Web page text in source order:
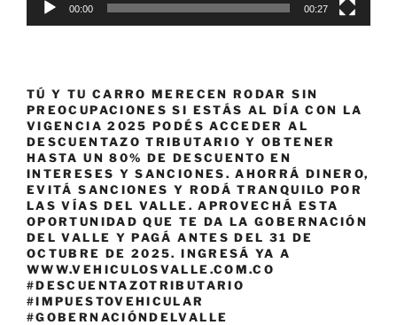
00:00 00:27
TÚ Y TU CARRO MERECEN RODAR SIN
PREOCUPACIONES SI ESTÁS AL DÍA CON LA
VIGENCIA 2025 PODÉS ACCEDER AL
DESCUENTAZO TRIBUTARIO Y OBTENER
HASTA UN 80% DE DESCUENTO EN
INTERESES Y SANCIONES. AHORRÁ DINERO,
EVITÁ SANCIONES Y RODÁ TRANQUILO POR
LAS VÍAS DEL VALLE. APROVECHÁ ESTA
OPORTUNIDAD QUE TE DA LA GOBERNACIÓN
DEL VALLE Y PAGÁ ANTES DEL 31 DE
OCTUBRE DE 2025. INGRESÁ YA A
WWW.VEHICULOSVALLE.COM.CO
#DESCUENTAZOTRIBUTARIO
#IMPUESTOVEHICULAR
#GOBERNACIÓNDELVALLE